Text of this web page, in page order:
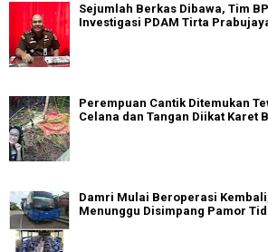
Sejumlah Berkas Dibawa, Tim
Investigasi PDAM Tirta
Perempuan Cantik Ditemukan
Celana dan Tangan Diikat Karet
Damri Mulai Beroperasi
Menunggu Disimpang Pamor